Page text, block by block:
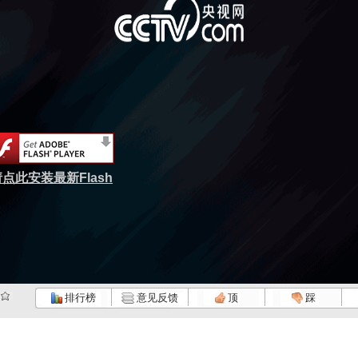
点此安装最新Flash
排行榜 意见反馈 顶 踩